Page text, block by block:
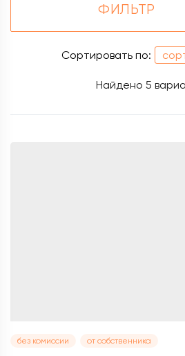
ФИЛЬТР
Найдено 5
Сортировать по:
без комиссии от собственника